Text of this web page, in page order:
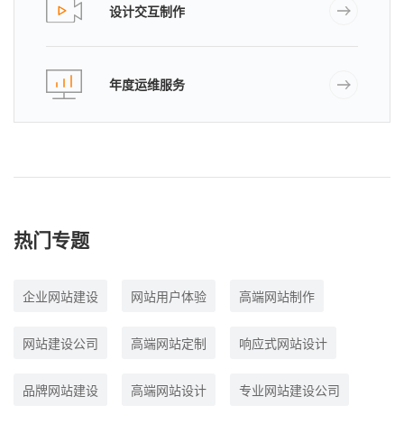
设计交互制作
年度运维服务
热门专题
企业网站建设 网站用户体验 高端网站制作
网站建设公司 高端网站定制 响应式网站设计
品牌网站建设 高端网站设计 专业网站建设公司